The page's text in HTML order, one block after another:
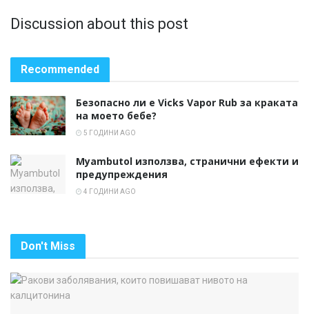
Discussion about this post
Recommended
Безопасно ли е Vicks Vapor Rub за краката
на моето бебе?
5 ГОДИНИ AGO
Myambutol използва, странични ефекти и
предупреждения
4 ГОДИНИ AGO
Don't Miss